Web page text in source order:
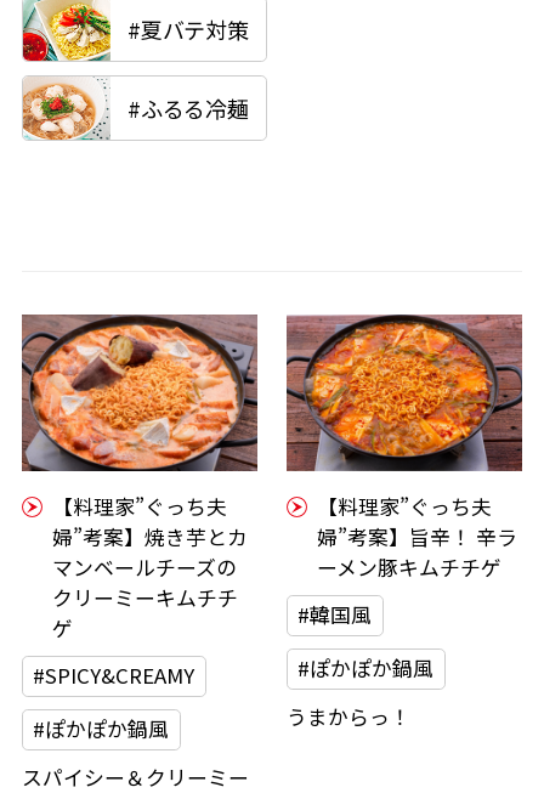
#夏バテ対策
#ふるる冷麺
【料理家”ぐっち夫
婦”考案】焼き芋とカ
マンベールチーズの
クリーミーキムチチ
ゲ
#SPICY&CREAMY
#ぽかぽか鍋風
スパイシー＆クリーミー
【料理家”ぐっち夫
婦”考案】旨辛！ 辛ラ
ーメン豚キムチチゲ
#韓国風
#ぽかぽか鍋風
うまからっ！